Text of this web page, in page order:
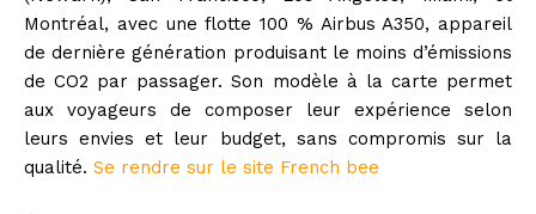
Montréal, avec une flotte 100 % Airbus A350, appareil
de dernière génération produisant le moins d’émissions
de CO2 par passager. Son modèle à la carte permet
aux voyageurs de composer leur expérience selon
leurs envies et leur budget, sans compromis sur la
qualité. Se rendre sur le site French bee